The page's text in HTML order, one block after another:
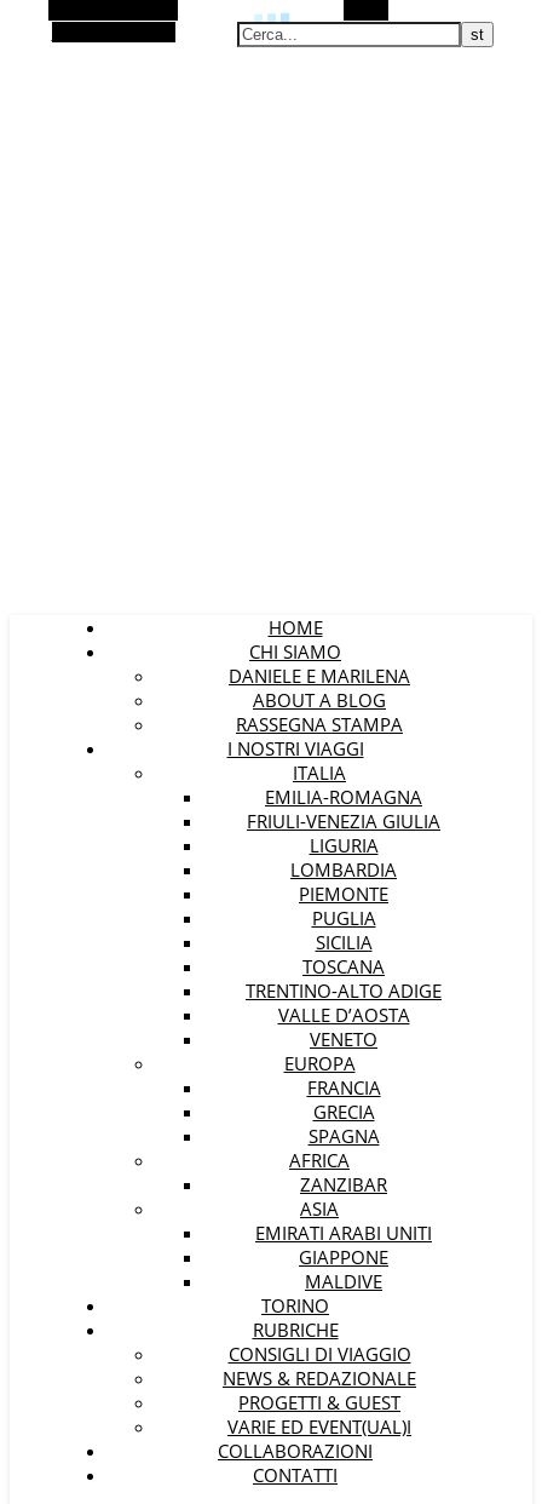
HOME
CHI SIAMO
DANIELE E MARILENA
ABOUT A BLOG
RASSEGNA STAMPA
I NOSTRI VIAGGI
ITALIA
EMILIA-ROMAGNA
FRIULI-VENEZIA GIULIA
LIGURIA
LOMBARDIA
PIEMONTE
PUGLIA
SICILIA
TOSCANA
TRENTINO-ALTO ADIGE
VALLE D’AOSTA
VENETO
EUROPA
FRANCIA
GRECIA
SPAGNA
AFRICA
ZANZIBAR
ASIA
EMIRATI ARABI UNITI
GIAPPONE
MALDIVE
TORINO
RUBRICHE
CONSIGLI DI VIAGGIO
NEWS & REDAZIONALE
PROGETTI & GUEST
VARIE ED EVENT(UAL)I
COLLABORAZIONI
CONTATTI